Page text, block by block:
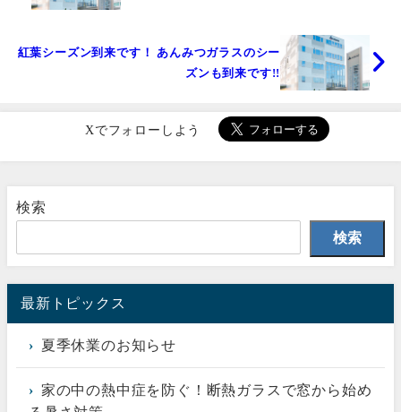
紅葉シーズン到来です！ あんみつガラスのシー
ズンも到来です!!
Xでフォローしよう
検索
検索
最新トピックス
夏季休業のお知らせ
家の中の熱中症を防ぐ！断熱ガラスで窓から始め